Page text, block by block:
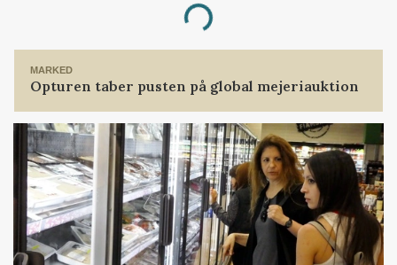
Loading...
MARKED
Opturen taber pusten på global mejeriauktion